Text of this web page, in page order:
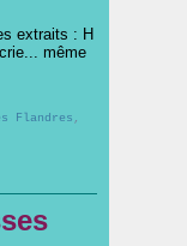
extraits : H
même
Flandres ,